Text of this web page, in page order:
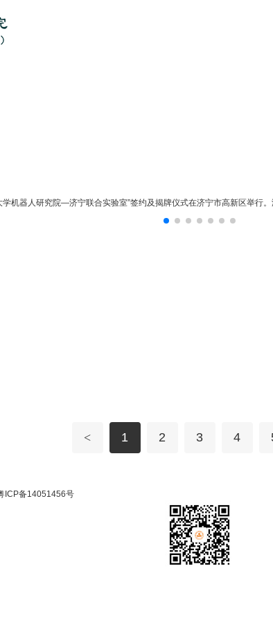
机器人研究院—济宁联合实验室”签约及揭牌仪式在济宁市高新区举
< 1 2 3 4
ICP备14051456号